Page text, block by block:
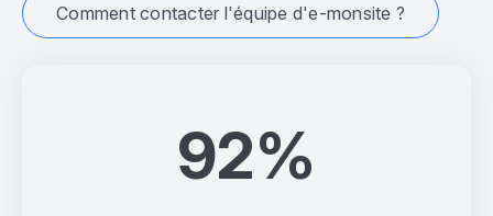
92%
Comment contacter l'équipe d'e-monsite ?